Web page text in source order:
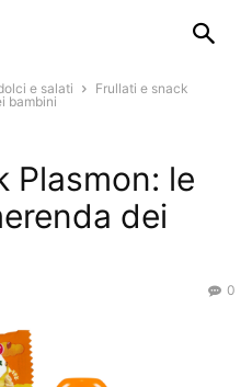
e salati
Frullati e snack
bambini
Plasmon: le
dei
0